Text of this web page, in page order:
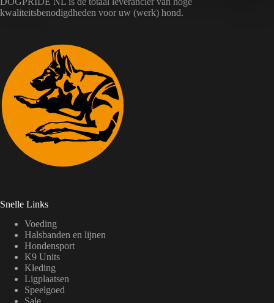
kwaliteitsbenodigdheden voor uw (werk) hond.
Snelle Links
Voeding
Halsbanden en lijnen
Hondensport
K9 Units
Kleding
Ligplaatsen
Speelgoed